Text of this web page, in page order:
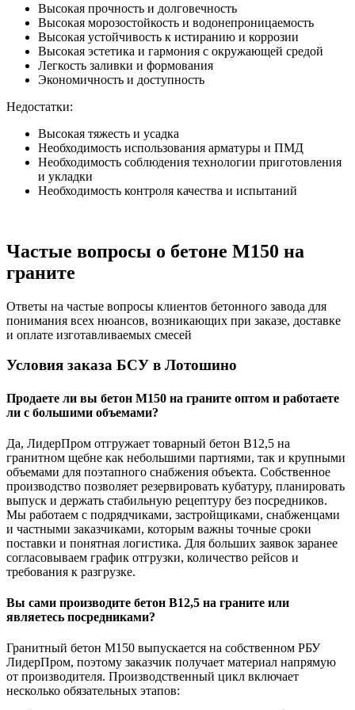
Высокая прочность и долговечность
Высокая морозостойкость и водонепроницаемость
Высокая устойчивость к истиранию и коррозии
Высокая эстетика и гармония с окружающей средой
Легкость заливки и формования
Экономичность и доступность
Недостатки:
Высокая тяжесть и усадка
Необходимость использования арматуры и ПМД
Необходимость соблюдения технологии приготовления
и укладки
Необходимость контроля качества и испытаний
Частые вопросы о бетоне М150 на
граните
Ответы на частые вопросы клиентов бетонного завода для
понимания всех нюансов, возникающих при заказе, доставке
и оплате изготавливаемых смесей
Условия заказа БСУ в Лотошино
Продаете ли вы бетон М150 на граните оптом и работаете
ли с большими объемами?
Да, ЛидерПром отгружает товарный бетон В12,5 на
гранитном щебне как небольшими партиями, так и крупными
объемами для поэтапного снабжения объекта. Собственное
производство позволяет резервировать кубатуру, планировать
выпуск и держать стабильную рецептуру без посредников.
Мы работаем с подрядчиками, застройщиками, снабженцами
и частными заказчиками, которым важны точные сроки
поставки и понятная логистика. Для больших заявок заранее
согласовываем график отгрузки, количество рейсов и
требования к разгрузке.
Вы сами производите бетон В12,5 на граните или
являетесь посредниками?
Гранитный бетон М150 выпускается на собственном РБУ
ЛидерПром, поэтому заказчик получает материал напрямую
от производителя. Производственный цикл включает
несколько обязательных этапов: